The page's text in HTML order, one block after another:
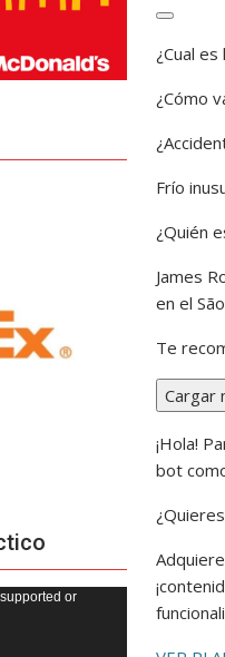
e
r
a
¿Cual
¿Cómo
Frío
¿Quién
James
en el
Te
Cargar
¡Hola!
bot
or